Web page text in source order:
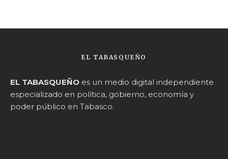
EL TABASQUEÑO
EL TABASQUEÑO es un medio digital independiente
especializado en política, gobierno, economía y
poder público en Tabasco.